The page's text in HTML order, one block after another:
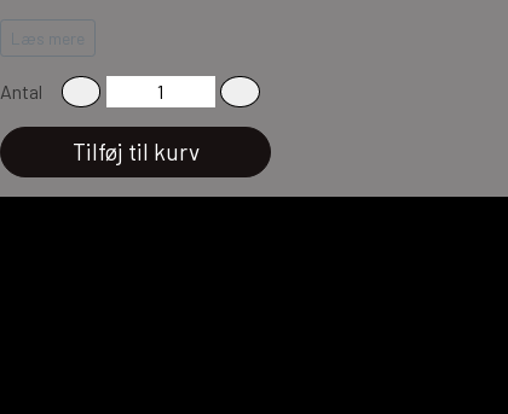
Vilje: God
Læs mere
Antal
Tilføj til kurv